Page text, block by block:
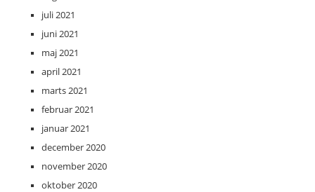
juli 2021
juni 2021
maj 2021
april 2021
marts 2021
februar 2021
januar 2021
december 2020
november 2020
oktober 2020